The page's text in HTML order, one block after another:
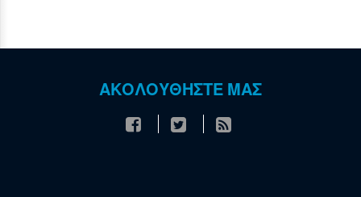
ΑΚΟΛΟΥΘΗΣΤΕ ΜΑΣ